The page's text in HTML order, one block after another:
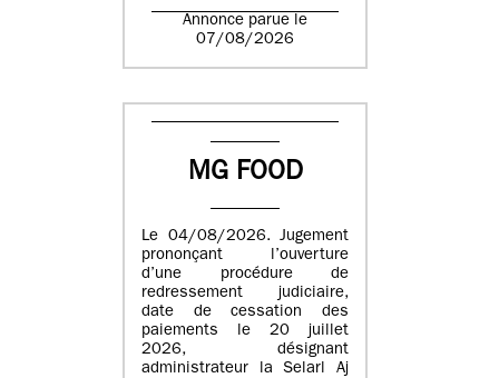
Annonce parue le
07/08/2026
MG FOOD
Le 04/08/2026. Jugement
prononçant l’ouverture
d’une procédure de
redressement judiciaire,
date de cessation des
paiements le 20 juillet
2026, désignant
administrateur la Selarl Aj